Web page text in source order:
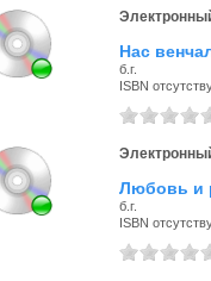
Нас
б.г.
ISBN
Любовь и
б.г.
ISBN